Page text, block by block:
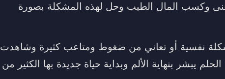
وكسب المال الطيب وحل لهذه المشكلة بصورة
نفسية أو تعاني من ضغوط ومتاعب كثيرة وشاهدت
يبشر بنهاية الألم وبداية حياة جديدة بها الكثير من